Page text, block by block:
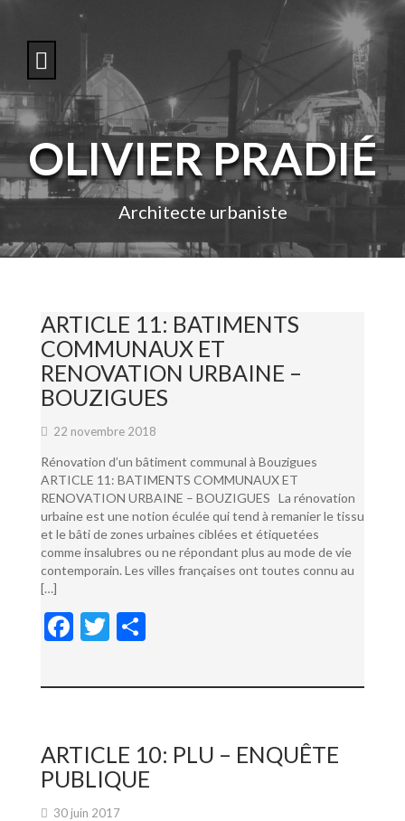
o
c
n
e
OLIVIER PRADIÉ
Architecte urbaniste
ARTICLE 11: BATIMENTS
COMMUNAUX ET
RENOVATION URBAINE –
BOUZIGUES
22 novembre 2018
Rénovation d’un bâtiment communal à Bouzigues
ARTICLE 11: BATIMENTS COMMUNAUX ET
RENOVATION URBAINE – BOUZIGUES La rénovation
urbaine est une notion éculée qui tend à remanier le tissu
et le bâti de zones urbaines ciblées et étiquetées
comme insalubres ou ne répondant plus au mode de vie
contemporain. Les villes françaises ont toutes connu au
[…]
F
e
o
o
k
T
itt ta
er
ARTICLE 10: PLU – ENQUÊTE
PUBLIQUE
30 juin 2017